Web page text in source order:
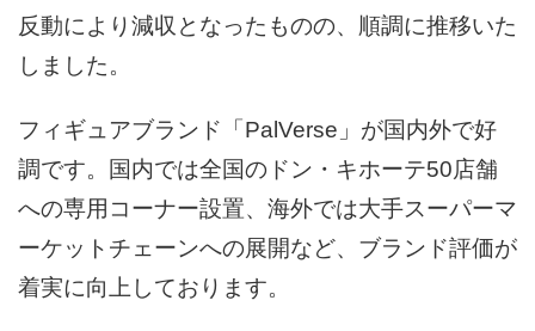
反動により減収となったものの、順調に推移いた
しました。
フィギュアブランド「PalVerse」が国内外で好
調です。国内では全国のドン・キホーテ50店舗
への専用コーナー設置、海外では大手スーパーマ
ーケットチェーンへの展開など、ブランド評価が
着実に向上しております。